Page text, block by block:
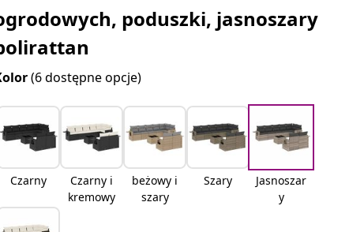
poduszki, jasnoszary
(6 dostępne opcje)
Czarny
Czarny i
kremowy
beżowy i
szary
Szary
Jasnoszar
y